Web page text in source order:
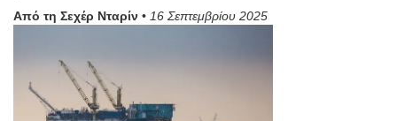
Από τη Σεχέρ Νταρίν • 16 Σεπτεμβρίου 2025